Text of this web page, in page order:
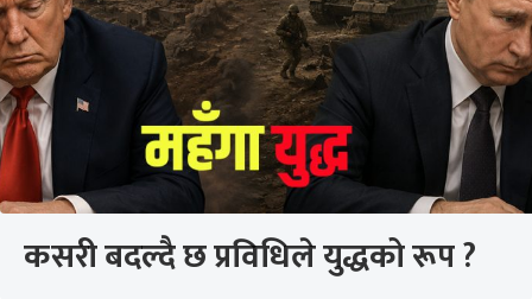
कसरी बदल्दै छ प्रविधिले युद्धको रूप ?